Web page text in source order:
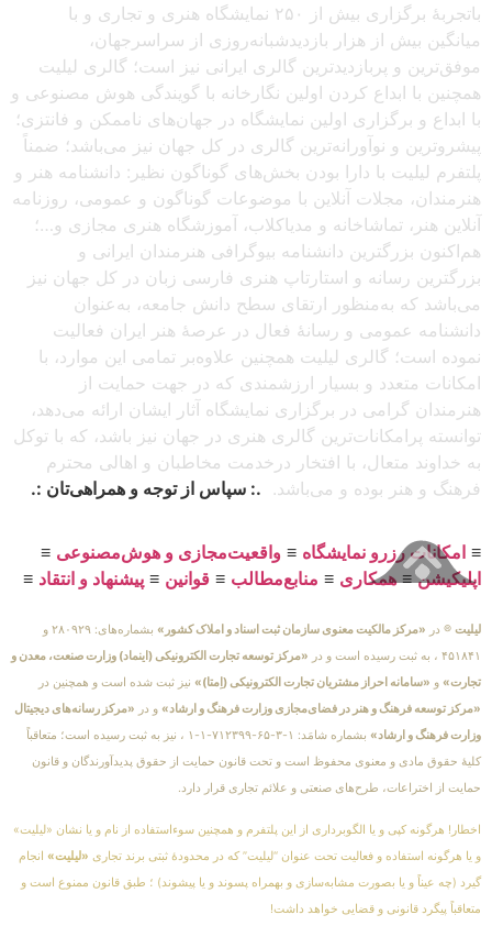
باتجربهٔ برگزاری بیش از ۲۵۰ نمایشگاه هنری و تجاری و با
میانگین بیش از هزار بازدیدشبانه‌روزی از سراسرجهان،
موفق‌ترین و پربازدیدترین گالری ایرانی نیز است؛ گالری لیلیت
همچنین با ابداع کردن اولین نگارخانه با گویندگی هوش مصنوعی و
با ابداع و برگزاری اولین نمایشگاه در جهان‌های ناممکن و فانتزی؛
پیشروترین و نوآورانه‌ترین گالری در کل جهان نیز می‌باشد؛ ضمناً
پلتفرم لیلیت با دارا بودن بخش‌های گوناگون نظیر: دانشنامه هنر و
هنرمندان، مجلات آنلاین با موضوعات گوناگون و عمومی، روزنامه
آنلاین هنر، تماشاخانه و مدیاکلاب، آموزشگاه هنری مجازی و…؛
هم‌اکنون بزرگترین دانشنامه بیوگرافی هنرمندان ایرانی و
بزرگترین رسانه و استارتاپ هنری فارسی زبان در کل جهان نیز
می‌باشد که به‌منظور ارتقای سطح دانش جامعه، به‌عنوان
دانشنامه عمومی و رسانهٔ فعال در عرصهٔ هنر ایران فعالیت
نموده است؛ گالری لیلیت همچنین علاوه‌بر تمامی این موارد، با
امکانات متعدد و بسیار ارزشمندی که در جهت حمایت از
هنرمندان گرامی در برگزاری نمایشگاه آثار ایشان ارائه می‌دهد،
توانسته پرامکانات‌ترین گالری هنری در جهان نیز باشد، که با توکل
به خداوند متعال، با افتخار درخدمت مخاطبان و اهالی محترم
فرهنگ و هنر بوده و می‌باشد. .: سپاس از توجه و همراهی‌تان :.
≡ امکانات رزرو نمایشگاه ≡ واقعیت‌مجازی و هوش‌مصنوعی ≡
اپلیکیشن≡همکاری ≡ منابع‌مطالب ≡ قوانین ≡ پیشنهاد و انتقاد ≡
لیلیت ® در «مرکز مالکیت معنوی سازمان ثبت اسناد و املاک کشور»
بشماره‌های: ۲۸۰۹۲۹ و
۴۵۱۸۴۱ ، به ثبت رسیده است و در
«مرکز توسعه تجارت الکترونیکی (اینماد) وزارت صنعت، معدن و
تجارت» و «سامانه احراز مشتریان تجارت الکترونیکی (اِمتا)» نیز ثبت شده است و همچنین در
«مرکز توسعه فرهنگ و هنر در فضای‌مجازی وزارت فرهنگ و ارشاد» و در «مرکز رسانه‌های دیجیتال
وزارت فرهنگ و ارشاد»
بشماره شامَد: ۱-۳-۶۵-۷۱۲۳۹۹-۱-۱ ، نیز به ثبت رسیده است؛ متعاقباً
کلیهٔ حقوق مادی و معنوی محفوظ است و تحت قانون حمایت از حقوق پدیدآورندگان و قانون
حمایت از اختراعات، طرح‌های صنعتی و علائم تجاری قرار دارد.
اخطار! هرگونه کپی و یا الگوبرداری از این پلتفرم و همچنین سوءاستفاده از نام و یا نشان «لیلیت»
و یا هرگونه استفاده و فعالیت تحت عنوان “لیلیت” که در محدودهٔ ثبتی برند تجاری «لیلیت» انجام
گیرد (چه عیناً و یا بصورت مشابه‌سازی و بهمراه پسوند و یا پیشوند) ؛ طبق قانون ممنوع است و
متعاقباً پیگرد قانونی و قضایی خواهد داشت!